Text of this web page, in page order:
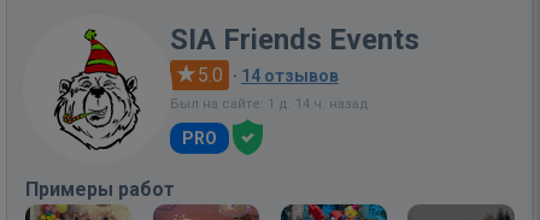
SIA Friends Events
5.0 · 14 отзывов
Был на сайте: 1 д. 14 ч. назад
PRO
Примеры работ